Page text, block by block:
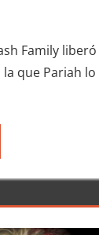
Family
que Pariah